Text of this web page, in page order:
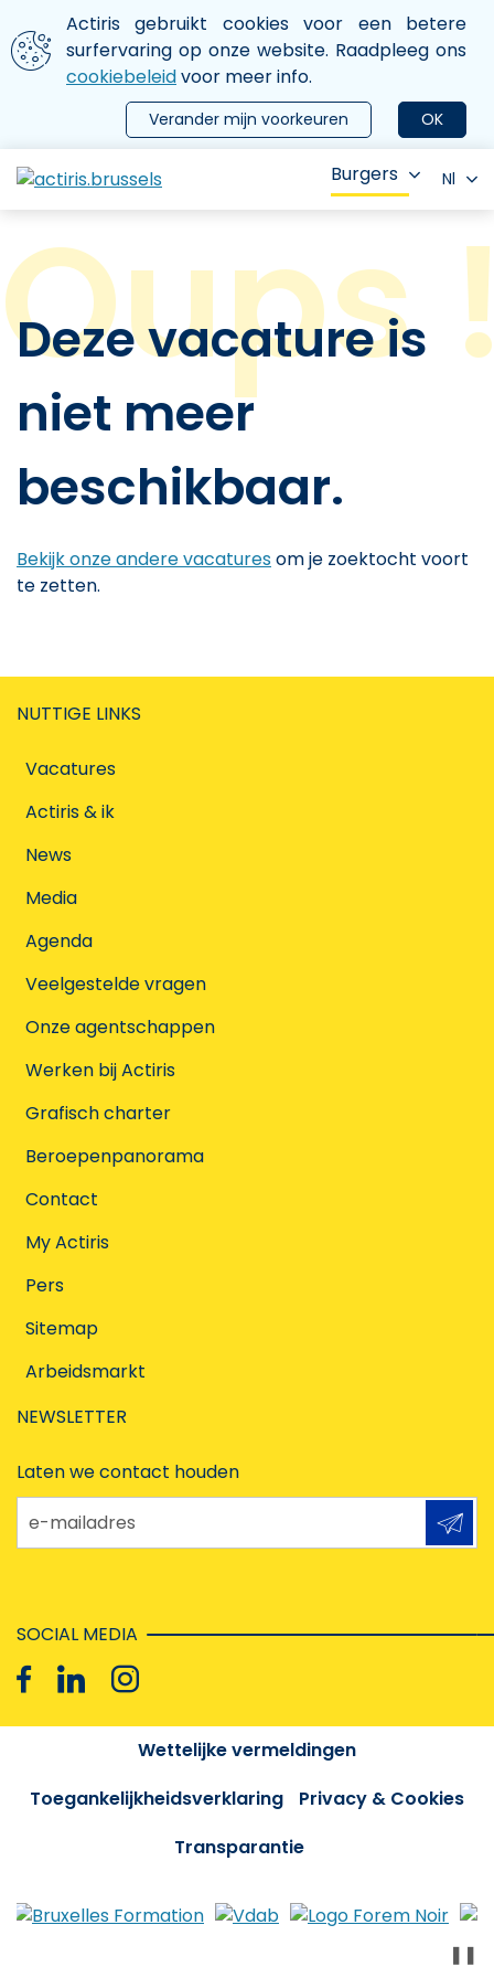
Aller au contenu principal
We gebruiken cookies
Actiris gebruikt cookies voor een betere
surfervaring op onze website. Raadpleeg ons
cookiebeleidvoor meer info.
OK
Verander mijn voorkeuren
le menu
Burgers Nl
Deze vacature is
niet meer
beschikbaar.
Bekijk onze andere vacaturesom je zoektocht voort
te zetten.
NUTTIGE LINKS
Vacatures
Actiris & ik
News
Media
Agenda
Veelgestelde vragen
Onze agentschappen
Werken bij Actiris
Grafisch charter
Beroepenpanorama
Contact
My Actiris
Pers
Sitemap
Arbeidsmarkt
NEWSLETTER
Laten we contact houden
e-mailadres
SOCIAL MEDIA
Wettelijke vermeldingen
Toegankelijkheidsverklaring
Privacy & Cookies
Transparantie
❚❚